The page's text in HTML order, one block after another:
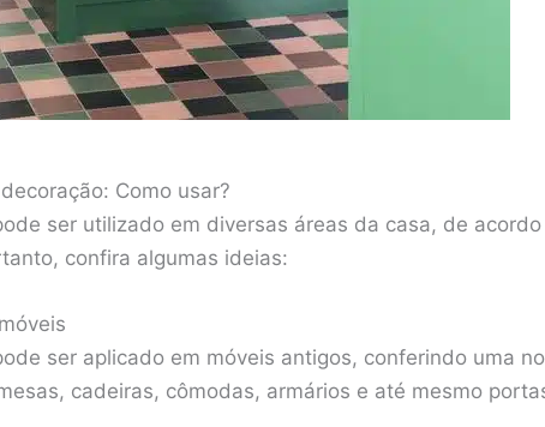
Como usar?
ser utilizado em diversas áreas da casa, de
confira algumas ideias:
ser aplicado em móveis antigos, conferindo uma
cadeiras, cômodas, armários e até mesmo